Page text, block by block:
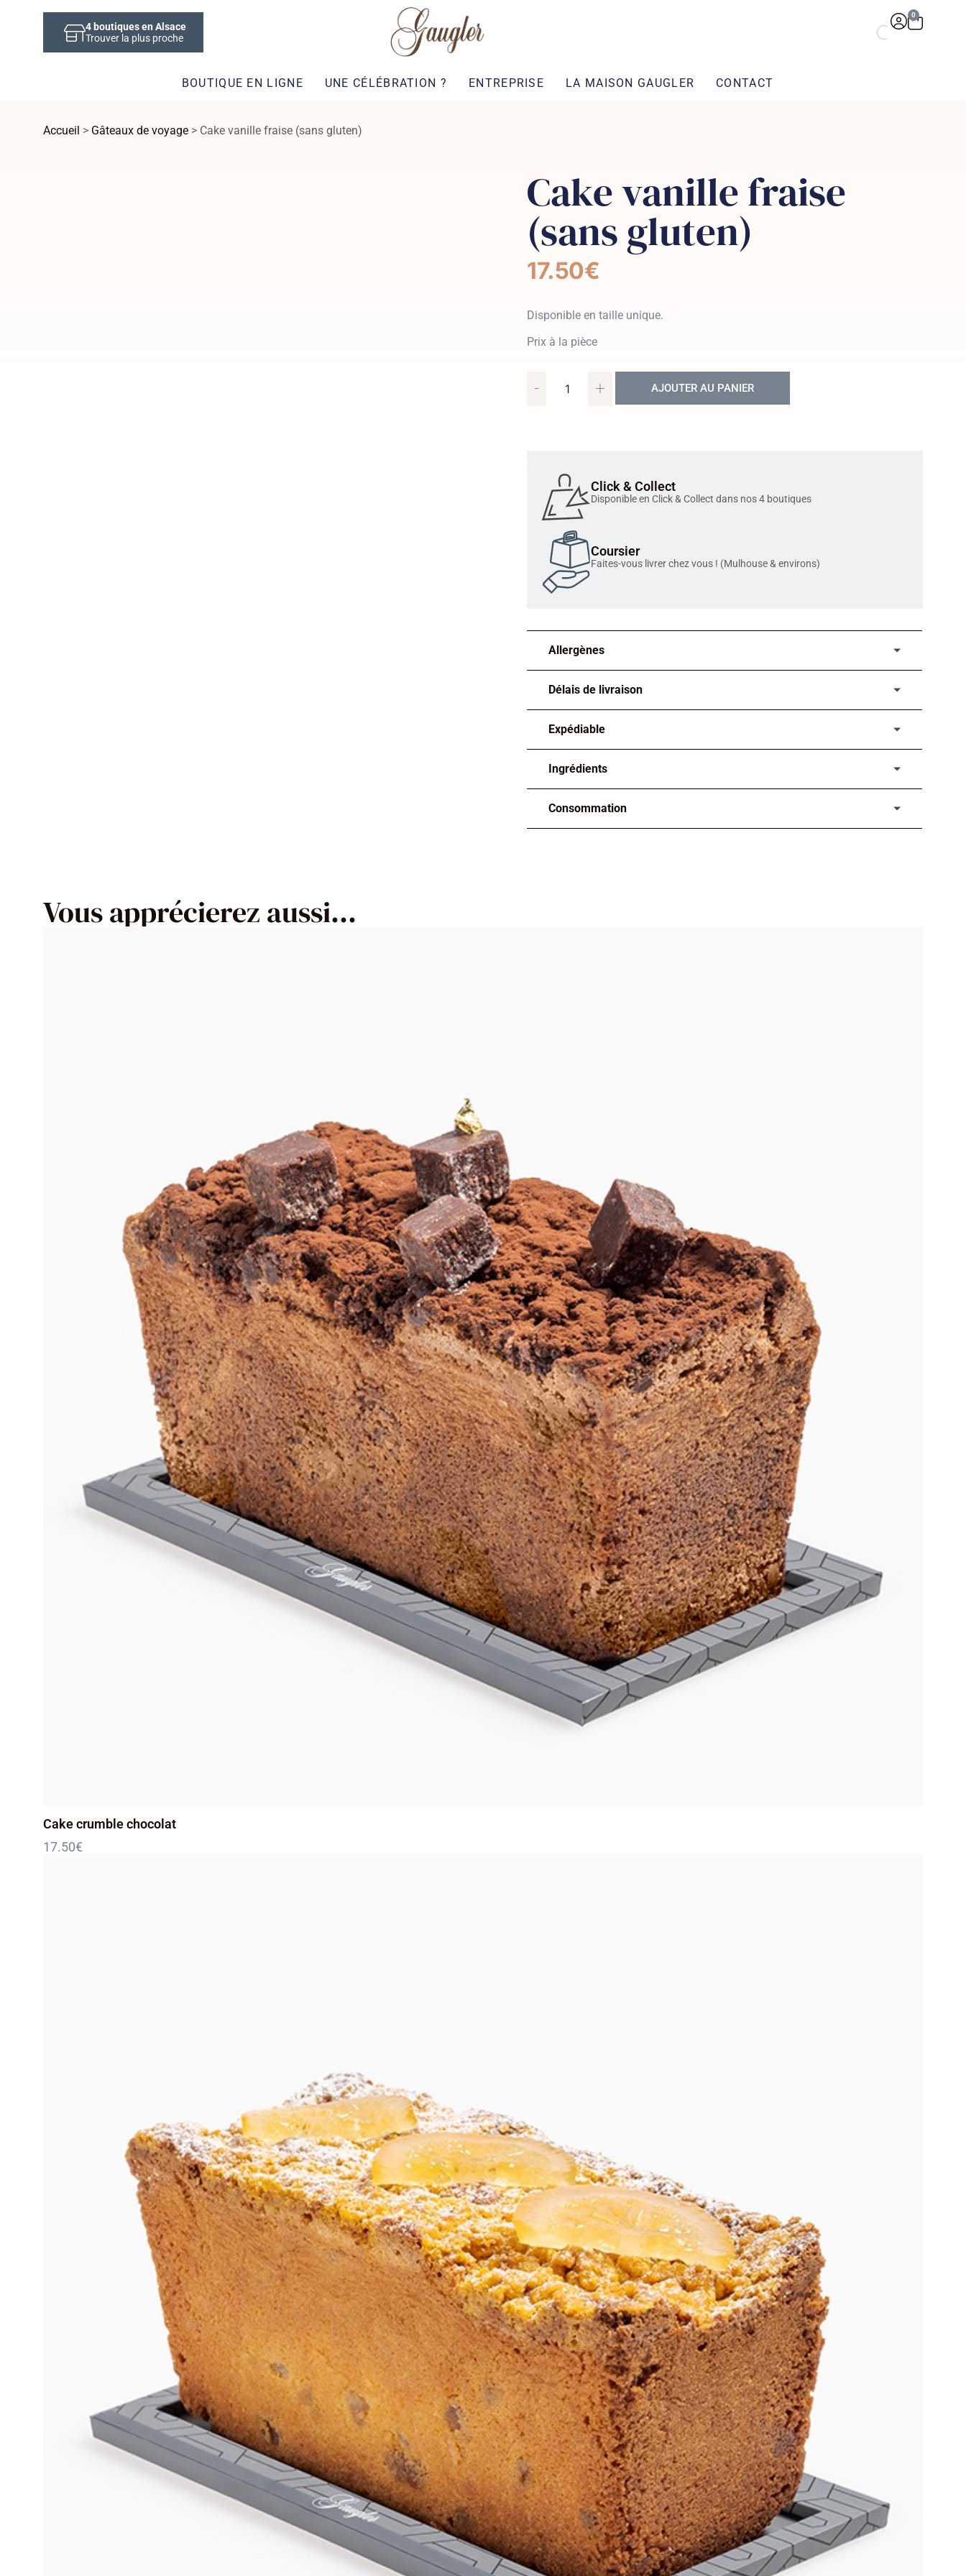
4 boutiques en Alsace
Trouver la plus proche
0
BOUTIQUE EN LIGNE UNE CÉLÉBRATION ? ENTREPRISE LA MAISON GAUGLER CONTACT
Accueil > Gâteaux de voyage > Cake vanille fraise (sans gluten)
Cake vanille fraise
(sans gluten)
17.50€
Disponible en taille unique.
Prix à la pièce
- + AJOUTER AU PANIER
Click & Collect
Disponible en Click & Collect dans nos 4 boutiques
Coursier
Faites-vous livrer chez vous ! (Mulhouse & environs)
Allergènes
Délais de livraison
Expédiable
Ingrédients
Consommation
Vous apprécierez aussi...
Cake crumble chocolat
17.50€